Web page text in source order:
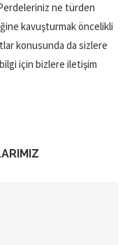
ne türden
kavuşturmak öncelikli
konusunda da sizlere
için bizlere iletişim